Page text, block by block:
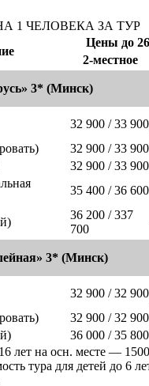
1 ЧЕЛОВЕКА ЗА ТУР
Цены до
2-местное
3* (Минск)
32 900 / 33 900
32 900 / 33 900
32 900 / 33 900
35 400 / 36 600
36 200 / 337
700
3* (Минск)
32 900 / 32 900
32 900 / 32 900
36 000 / 35 800
на осн. месте — 1500
тура для детей до 6